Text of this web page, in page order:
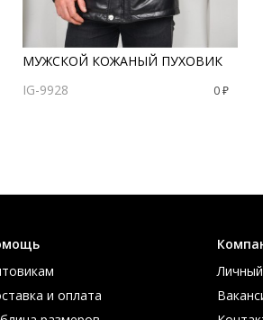
МУЖСКОЙ КОЖАНЫЙ ПУХОВИК
IG-9928
0 ₽
и оплата